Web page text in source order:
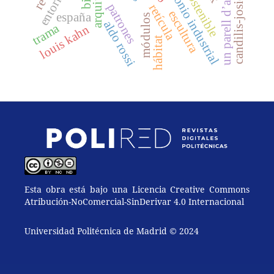
españa patrones módulos
aldo rossi
louis kahn
retículaescultura
trama
hábitat
Esta obra está bajo una Licencia Creative Commons
Atribución-NoComercial-SinDerivar 4.0 Internacional
Universidad Politécnica de Madrid © 2024